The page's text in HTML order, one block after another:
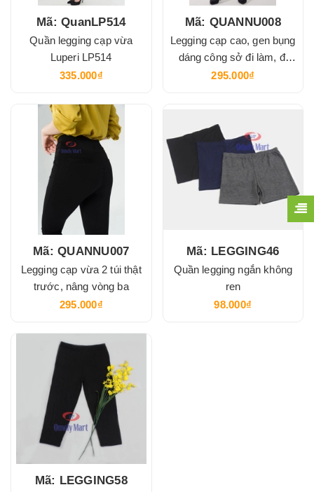
Mã: QuanLP514
Quần legging cạp vừa
Luperi LP514
335.000₫
Mã: QUANNU008
Legging cạp cao, gen bụng
dáng công sở đi làm, đi
chơi, tập gym
295.000₫
Mã: QUANNU007
Legging cạp vừa 2 túi thật
trước, nâng vòng ba
295.000₫
Mã: LEGGING46
Quần legging ngắn không
ren
98.000₫
Mã: LEGGING58